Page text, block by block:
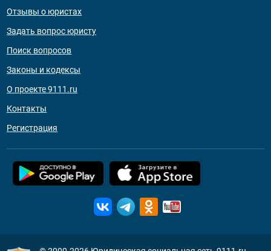
Отзывы о юристах
Задать вопрос юристу
Поиск вопросов
Законы и кодексы
О проекте 9111.ru
Контакты
Регистрация